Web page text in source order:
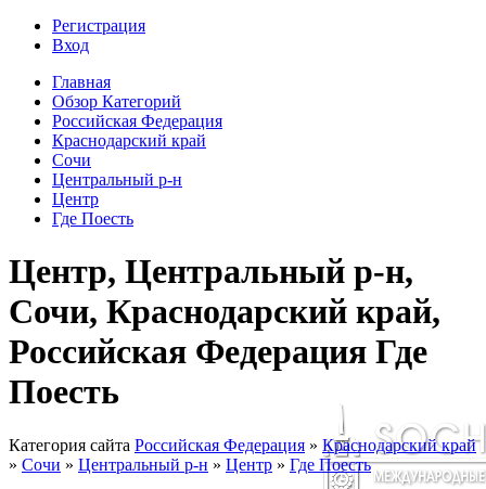
Регистрация
Вход
Главная
Обзор Категорий
Российская Федерация
Краснодарский край
Сочи
Центральный р-н
Центр
Где Поесть
Центр, Центральный р-н,
Сочи, Краснодарский край,
Российская Федерация Где
Поесть
Категория сайта Российская Федерация » Краснодарский край
» Сочи » Центральный р-н » Центр » Где Поесть